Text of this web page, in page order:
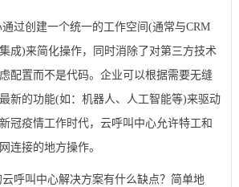
创建一个统一的工作空间(通常与CRM
成)来简化操作，同时消除了对第三方技术
配置而不是代码。企业可以根据需要无缝
新的功能(如：机器人、人工智能等)来驱动
冠疫情工作时代，云呼叫中心允许特工和
连接的地方操作。
叫中心解决方案有什么缺点？简单地